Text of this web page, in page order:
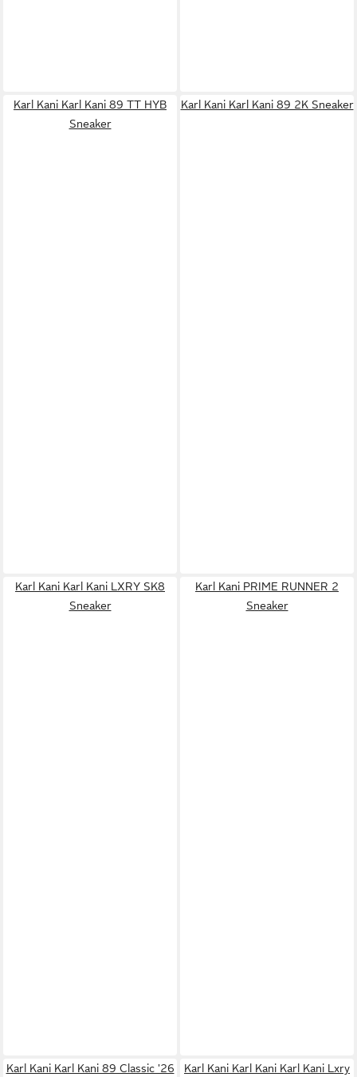
Karl Kani Karl Kani 89 TT HYB
Sneaker
Karl Kani Karl Kani 89 2K Sneaker
Karl Kani Karl Kani LXRY SK8
Sneaker
Karl Kani PRIME RUNNER 2
Sneaker
Karl Kani Karl Kani 89 Classic '26 Karl Kani Karl Kani Karl Kani Lxry